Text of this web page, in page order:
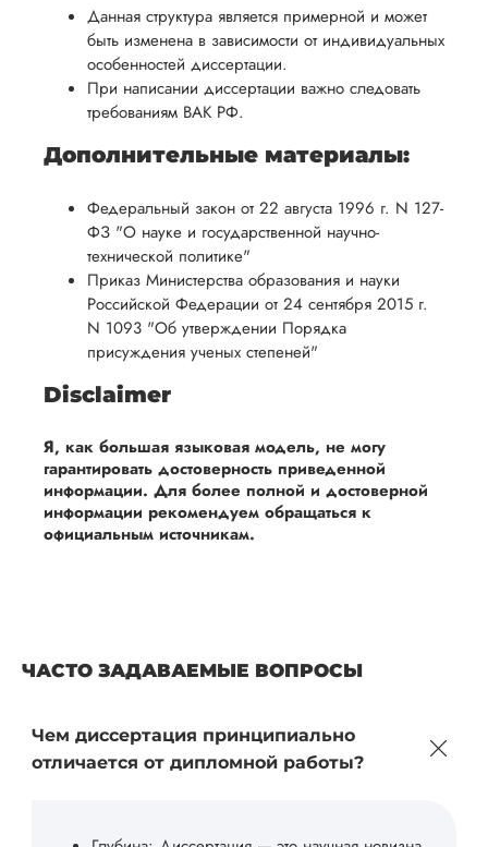
Данная структура является примерной и может
быть изменена в зависимости от индивидуальных
особенностей диссертации.
При написании диссертации важно следовать
требованиям ВАК РФ.
Дополнительные материалы:
Федеральный закон от 22 августа 1996 г. N 127-
ФЗ "О науке и государственной научно-
технической политике"
Приказ Министерства образования и науки
Российской Федерации от 24 сентября 2015 г.
N 1093 "Об утверждении Порядка
присуждения ученых степеней"
Disclaimer
Я, как большая языковая модель, не могу
гарантировать достоверность приведенной
информации. Для более полной и достоверной
информации рекомендуем обращаться к
официальным источникам.
ЧАСТО ЗАДАВАЕМЫЕ ВОПРОСЫ
Чем диссертация принципиально
отличается от дипломной работы?